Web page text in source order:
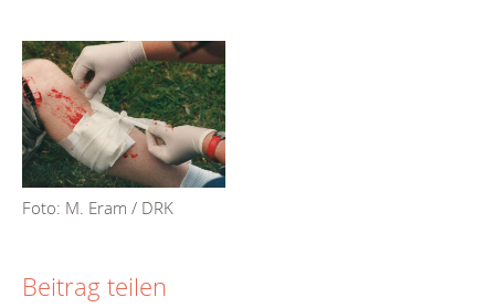
Foto: M. Eram / DRK
Beitrag teilen